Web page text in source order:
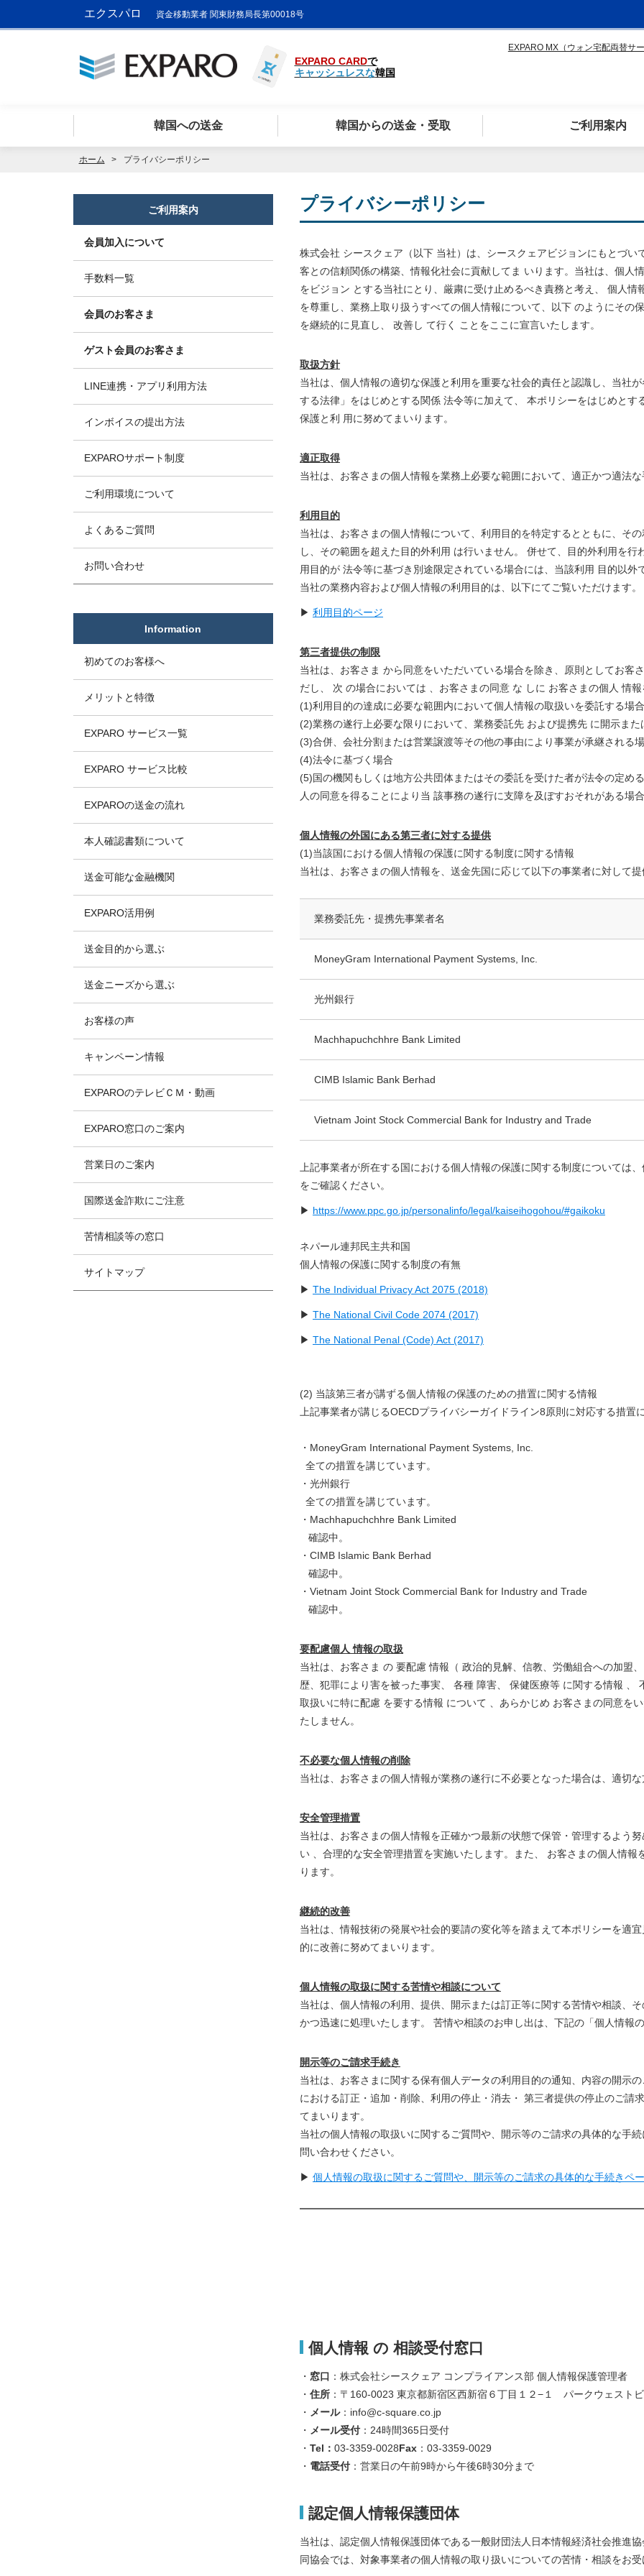
エクスパロ 資金移動業者 関東財務局長第00018号
EXPARO CARDで
キャッシュレスな韓国
EXPARO MX（ウォン宅配両替サー
韓国への送金 韓国からの送金・受取 ご利用案内
ホーム プライバシーポリシー
プライバシーポリシー
株式会社 シースクェア（以下 当社）は、シースクェアビジョンにもとづ
客との信頼関係の構築、情報化社会に貢献してま いります。当社は、個人
をビジョン とする当社にとり、厳粛に受け止めるべき責務と考え、 個人
を尊重し、業務上取り扱うすべての個人情報について、以下 のようにその
を継続的に見直し、 改善し て行く ことをここに宣言いたします。
取扱方針
当社は、個人情報の適切な保護と利用を重要な社会的責任と認識し、当社
する法律」をはじめとする関係 法令等に加えて、 本ポリシーをはじめと
保護と利 用に努めてまいります。
適正取得
当社は、お客さまの個人情報を業務上必要な範囲において、適正かつ適法な
利用目的
当社は、お客さまの個人情報について、利用目的を特定するとともに、そ
し、その範囲を超えた目的外利用 は行いません。 併せて、目的外利用を
用目的が 法令等に基づき別途限定されている場合には、当該利用 目的以外
当社の業務内容および個人情報の利用目的は、以下にてご覧いただけます。
▶ 利用目的ページ
第三者提供の制限
当社は、お客さま から同意をいただいている場合を除き、原則としてお客
だし、 次 の場合においては 、お客さまの同意 な しに お客さまの個人 情
(1)利用目的の達成に必要な範囲内において個人情報の取扱いを委託する場合
(2)業務の遂行上必要な限りにおいて、業務委託先 および提携先 に開示また
(3)合併、会社分割または営業譲渡等その他の事由により事業が承継される
(4)法令に基づく場合
(5)国の機関もしくは地方公共団体またはその委託を受けた者が法令の定め
人の同意を得ることにより当 該事務の遂行に支障を及ぼすおそれがある場合
個人情報の外国にある第三者に対する提供
(1)当該国における個人情報の保護に関する制度に関する情報
当社は、お客さまの個人情報を、送金先国に応じて以下の事業者に対して提
業務委託先・提携先事業者名
MoneyGram International Payment Systems, Inc.
光州銀行
Machhapuchchhre Bank Limited
CIMB Islamic Bank Berhad
Vietnam Joint Stock Commercial Bank for Industry and Trade
上記事業者が所在する国における個人情報の保護に関する制度については
をご確認ください。
▶ https://www.ppc.go.jp/personalinfo/legal/kaiseihogohou/#gaikoku
ネパール連邦民主共和国
個人情報の保護に関する制度の有無
▶ The Individual Privacy Act 2075 (2018)
▶ The National Civil Code 2074 (2017)
▶ The National Penal (Code) Act (2017)
(2) 当該第三者が講ずる個人情報の保護のための措置に関する情報
上記事業者が講じるOECDプライバシーガイドライン8原則に対応する措置
・MoneyGram International Payment Systems, Inc.
全ての措置を講じています。
・光州銀行
全ての措置を講じています。
・Machhapuchchhre Bank Limited
確認中。
・CIMB Islamic Bank Berhad
確認中。
・Vietnam Joint Stock Commercial Bank for Industry and Trade
確認中。
要配慮個人 情報の取扱
当社は、お客さま の 要配慮 情報（ 政治的見解、信教、労働組合への加盟
歴、犯罪により害を被った事実、 各種 障害、 保健医療等 に関する情報
取扱いに特に配慮 を要する情報 について 、あらかじめ お客さまの同意を
たしません。
不必要な個人情報の削除
当社は、お客さまの個人情報が業務の遂行に不必要となった場合は、適切
安全管理措置
当社は、お客さまの個人情報を正確かつ最新の状態で保管・管理するよう
い 、合理的な安全管理措置を実施いたします。また、 お客さまの個人情
ります。
継続的改善
当社は、情報技術の発展や社会的要請の変化等を踏まえて本ポリシーを適
的に改善に努めてまいります。
個人情報の取扱に関する苦情や相談について
当社は、個人情報の利用、提供、開示または訂正等に関する苦情や相談、
かつ迅速に処理いたします。 苦情や相談のお申し出は、下記の「個人情報
開示等のご請求手続き
当社は、お客さまに関する保有個人データの利用目的の通知、内容の開示
における訂正・追加・削除、利用の停止・消去・ 第三者提供の停止のご請
てまいります。
当社の個人情報の取扱いに関するご質問や、開示等のご請求の具体的な手
問い合わせください。
▶ 個人情報の取扱に関するご質問や、開示等のご請求の具体的な手続きペ
個人情報 の 相談受付窓口
・ 窓口 ：株式会社シースクェア コンプライアンス部 個人情報保護管理者
・ 住所 ：〒160-0023 東京都新宿区西新宿６丁目１２−１ パークウェスト
・ メール：info@c-square.co.jp
・ メール受付 ：24時間365日受付
・ Tel： 03-3359-0028Fax ：03-3359-0029
・ 電話受付 ：営業日の午前9時から午後6時30分まで
認定個人情報保護団体
当社は、認定個人情報保護団体である一般財団法人日本情報経済社会推進協
同協会では、対象事業者の個人情報の取り扱いについての苦情・相談をお受
ご利用案内
会員加入について
手数料一覧
会員のお客さま
ゲスト会員のお客さま
LINE連携・アプリ利用方法
インボイスの提出方法
EXPAROサポート制度
ご利用環境について
よくあるご質問
お問い合わせ
Information
初めてのお客様へ
メリットと特徴
EXPARO サービス一覧
EXPARO サービス比較
EXPAROの送金の流れ
本人確認書類について
送金可能な金融機関
EXPARO活用例
送金目的から選ぶ
送金ニーズから選ぶ
お客様の声
キャンペーン情報
EXPAROのテレビＣＭ・動画
EXPARO窓口のご案内
営業日のご案内
国際送金詐欺にご注意
苦情相談等の窓口
サイトマップ